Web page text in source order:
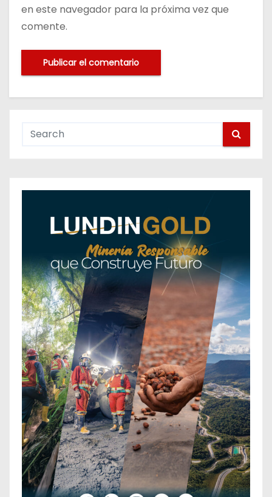
en este navegador para la próxima vez que
comente.